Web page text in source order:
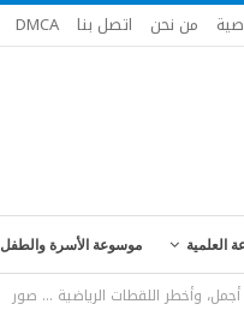
من نحن اتصل بنا DMCA
العلمية موسوعة الأسرة والطفل
أجمل، وأخطر اللقطات الرياضية … صور